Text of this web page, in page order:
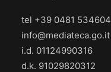
tel +39 0481 534604
info@mediateca.go.it
i.d. 01124990316
d.k. 91029820312